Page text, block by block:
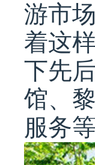
游市
着这
下先
馆、
服务